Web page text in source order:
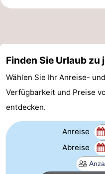
Reiten
-
Surfen
-
Wattwandern
-
Sportangeln
Seehunden
Finden Sie Urlaub
Wählen Sie Ihr Anreise-
Verfügbarkeit und Preise
entdecken.
Anreise
Abreise